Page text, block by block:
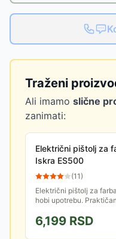
Traženi
Ali imamo slične
zanimati:
Električni pištolj za
Iskra ES500
(11)
Električni pištolj za
hobi upotrebu.
površine.
6,199 RSD